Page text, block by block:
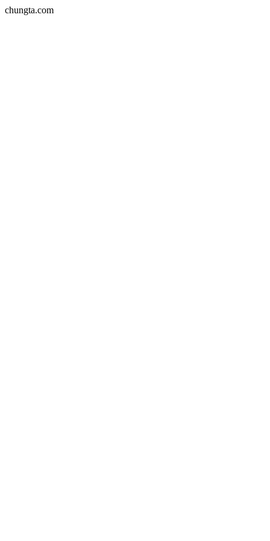
chungta.com